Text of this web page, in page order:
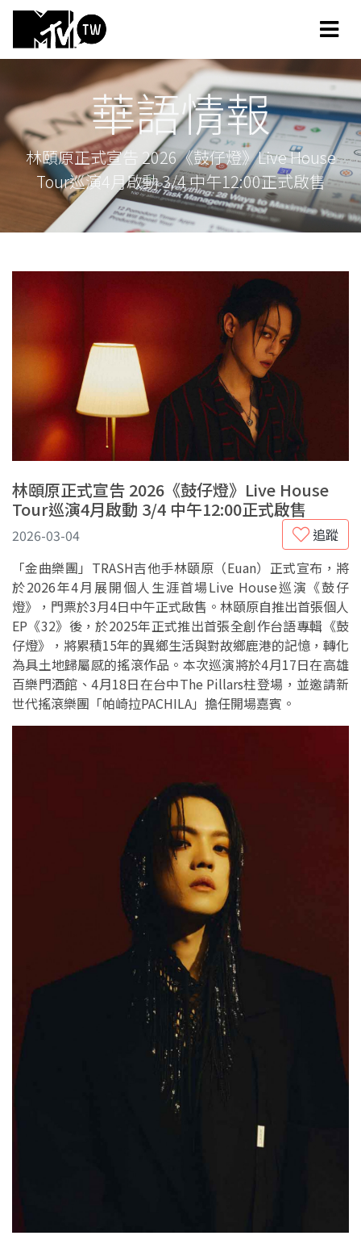
華語情報
林頤原正式宣告 2026《鼓仔燈》Live House
Tour巡演4月啟動 3/4 中午12:00正式啟售
林頤原正式宣告 2026《鼓仔燈》Live House
Tour巡演4月啟動 3/4 中午12:00正式啟售
追蹤
2026-03-04
「金曲樂團」TRASH吉他手林頤原（Euan）正式宣布，將
於2026年4月展開個人生涯首場Live House巡演《鼓仔
燈》，門票於3月4日中午正式啟售。林頤原自推出首張個人
EP《32》後，於2025年正式推出首張全創作台語專輯《鼓
仔燈》，將累積15年的異鄉生活與對故鄉鹿港的記憶，轉化
為具土地歸屬感的搖滾作品。本次巡演將於4月17日在高雄
百樂門酒館、4月18日在台中The Pillars柱登場，並邀請新
世代搖滾樂團「帕崎拉PACHILA」擔任開場嘉賓。